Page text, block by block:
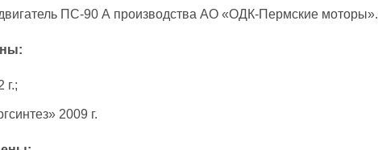
ПС-90 А производства АО «ОДК-Пермские моторы».
2009 г.